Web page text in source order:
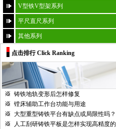
V型铁V型架系列
平尺直尺系列
其他系列
点击排行 Click Ranking
铸铁地轨变形后怎样修复
镗床辅助工作台功能与用途
大型重型铸铁平台有缺点或局限性吗？
人工刮研铸铁平板是怎样实现高精度的